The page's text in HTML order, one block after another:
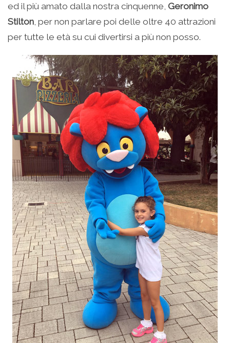
ed il più amato dalla nostra cinquenne, Geronimo
Stilton , per non parlare poi delle oltre 40 attrazioni
per tutte le età su cui divertirsi a più non posso.